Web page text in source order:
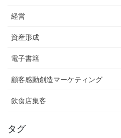
経営
資産形成
電子書籍
顧客感動創造マーケティング
飲食店集客
タグ